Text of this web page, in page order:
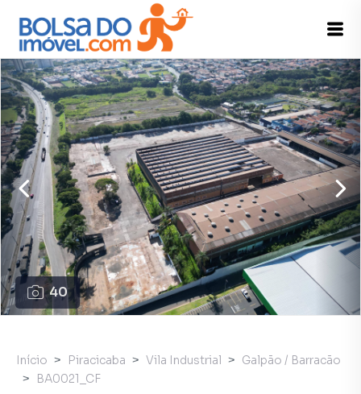
40
Início Piracicaba Vila Industrial
Galpão / Barracão
BA0021_CF